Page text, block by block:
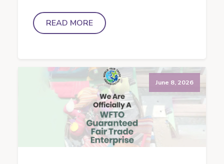
READ MORE
June 8, 2026